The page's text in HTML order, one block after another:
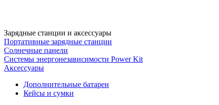
Зарядные станции и аксессуары
Портативные зарядные станции
Солнечные панели
Системы энергонезависимости Power Kit
Аксессуары
Дополнительные батареи
Кейсы и сумки